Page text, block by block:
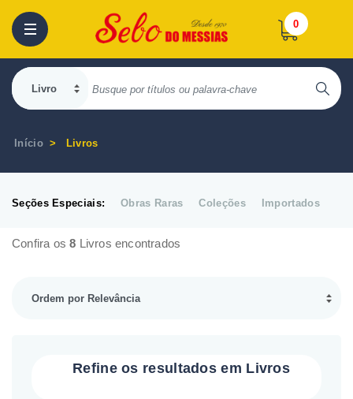
0
Início Livros
Seções Especiais: Obras Raras Coleções Importados
Confira os8 Livros encontrados
Refine os resultados em Livros